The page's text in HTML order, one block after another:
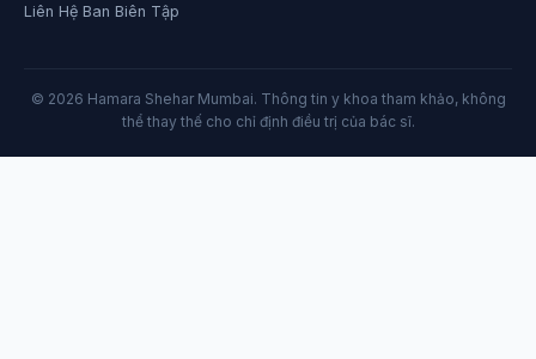
Liên Hệ Ban Biên Tập
© 2026 Hamara Shehar Mumbai. Thông tin y khoa tham khảo, không
thể thay thế cho chỉ định điều trị của bác sĩ.